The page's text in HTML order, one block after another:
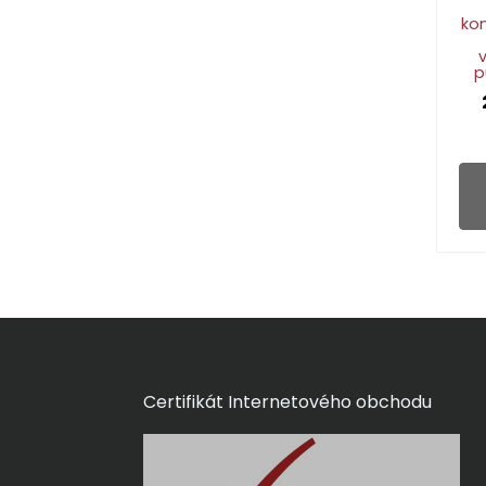
Certifikát Internetového obchodu